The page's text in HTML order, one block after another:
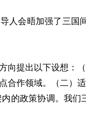
会晤加强了三国
提出以下设想：（
合作领域。（二）
的政策协调。我